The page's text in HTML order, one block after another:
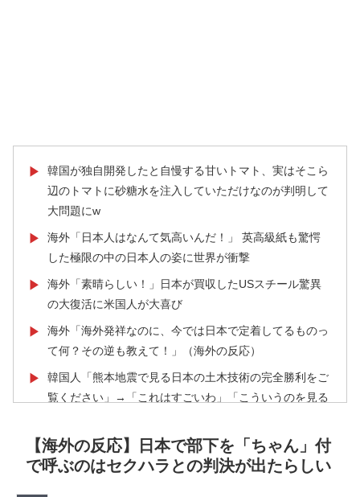
▶
韓国が独自開発したと自慢する甘いトマト、実はそこら
辺のトマトに砂糖水を注入していただけなのが判明して
大問題にw
▶
海外「日本人はなんて気高いんだ！」 英高級紙も驚愕
した極限の中の日本人の姿に世界が衝撃
▶
海外「素晴らしい！」日本が買収したUSスチール驚異
の大復活に米国人が大喜び
▶
海外「海外発祥なのに、今では日本で定着してるものっ
て何？その逆も教えて！」（海外の反応）
▶
韓国人「熊本地震で見る日本の土木技術の完全勝利をご
覧ください」→「これはすごいわ」「こういうのを見る
がまさに経験値である」
▶ 外国人「アジア杯で優勝するんだ」日本代表、W杯ポッ
【海外の反応】日本で部下を「ちゃん」付
で呼ぶのはセクハラとの判決が出たらしい